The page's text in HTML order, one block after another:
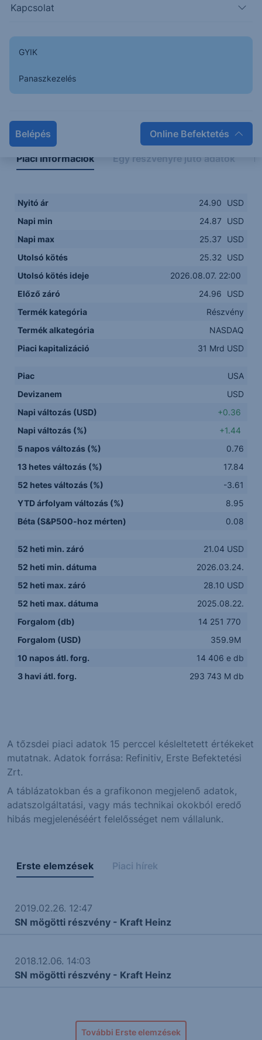
Kapcsolat
GYIK
Panaszkezelés
Belépés Online Befektetés
Napon belüli Historikus
Piaci információk Egy részvényre jutó adatok
Nyitó ár 24.90
USD
Napi min
24.87
USD
Napi max
25.37
USD
Utolsó kötés
25.32 USD
Utolsó kötés ideje
2026.08.07. 22:00
Előző záró
24.96
USD
Termék kategória
Részvény
Termék alkategória
NASDAQ
Piaci kapitalizáció
31 Mrd USD
Piac
USA
Devizanem
USD
Napi változás (USD)
+0.36
Napi változás (%)
+1.44
5 napos változás (%)
0.76
13 hetes változás (%)
17.84
52 hetes változás (%)
-3.61
YTD árfolyam változás (%)
8.95
Béta (S&P500-hoz mérten)
0.08
52 heti min. záró
21.04 USD
52 heti min. dátuma
2026.03.24.
52 heti max. záró
28.10 USD
52 heti max. dátuma
2025.08.22.
Forgalom (db)
14 251 770
Forgalom (USD)
359.9M
10 napos átl. forg.
14 406 e db
3 havi átl. forg.
293 743 M db
A tőzsdei piaci adatok 15 perccel késleltetett értékeket
mutatnak. Adatok forrása: Refinitiv, Erste Befektetési
Zrt.
A táblázatokban és a grafikonon megjelenő adatok,
adatszolgáltatási, vagy más technikai okokból eredő
hibás megjelenéséért felelősséget nem vállalunk.
Erste elemzések Piaci hírek
2019.02.26. 12:47
SN mögötti részvény - Kraft Heinz
2018.12.06. 14:03
SN mögötti részvény - Kraft Heinz
További Erste elemzések